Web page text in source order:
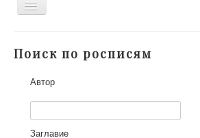
Toggle
Участники
Научная работа
Поиск по росписям
Автор
Заглавие